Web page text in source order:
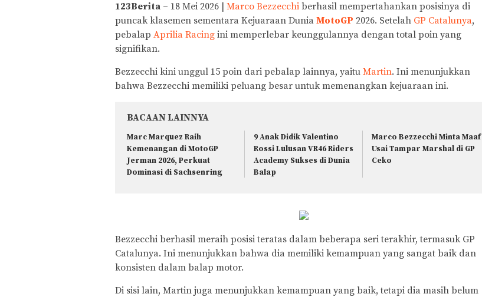
123Berita – 18 Mei 2026 | Marco Bezzecchi berhasil mempertahankan posisinya di
puncak klasemen sementara Kejuaraan Dunia MotoGP 2026. Setelah GP Catalunya,
pebalap Aprilia Racing ini memperlebar keunggulannya dengan total poin yang
signifikan.
Bezzecchi kini unggul 15 poin dari pebalap lainnya, yaitu Martin. Ini menunjukkan
bahwa Bezzecchi memiliki peluang besar untuk memenangkan kejuaraan ini.
BACAAN LAINNYA
Marc Marquez Raih
Kemenangan di MotoGP
Jerman 2026, Perkuat
Dominasi di Sachsenring
9 Anak Didik Valentino
Rossi Lulusan VR46 Riders
Academy Sukses di Dunia
Balap
Marco Bezzecchi Minta Maaf
Usai Tampar Marshal di GP
Ceko
Bezzecchi berhasil meraih posisi teratas dalam beberapa seri terakhir, termasuk GP
Catalunya. Ini menunjukkan bahwa dia memiliki kemampuan yang sangat baik dan
konsisten dalam balap motor.
Di sisi lain, Martin juga menunjukkan kemampuan yang baik, tetapi dia masih belum